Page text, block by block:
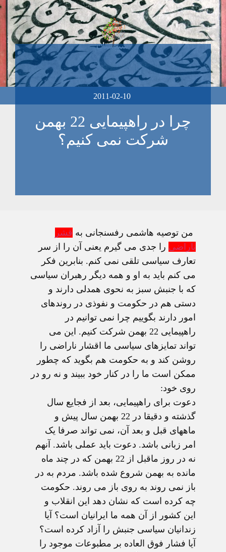
2011-02-10
چرا در راهپیمایی 22 بهمن
شرکت نمی کنیم؟
من توصیه هاشمی رفسنجانی به قشر
ناراضی را جدی می گیرم یعنی آن را از سر
تعارف سیاسی تلقی نمی کنم. بنابرین فکر
می کنم باید به او و همه دیگر رهبران سیاسی
که با جنبش سبز به نحوی همدلی دارند و
دستی هم در حکومت و نفوذی در روندهای
امور دارند بگوییم چرا نمی توانیم در
راهپیمایی 22 بهمن شرکت کنیم. این می
تواند تمایزهای سیاسی ما اقشار ناراضی را
روشن کند و به حکومت هم بگوید که چطور
ممکن است ما را در کنار خود ببیند و نه رو در
روی خود:
دعوت برای راهپیمایی، بعد از فجایع سال
گذشته و دقیقا در 22 بهمن سال پیش و
ماههای قبل و بعد آن، نمی تواند صرفا یک
امر زبانی باشد. دعوت باید عملی باشد. آنهم
نه در روز ماقبل از 22 بهمن که در چند ماه
مانده به بهمن شروع شده باشد. مردم به در
باز نمی روند به روی باز می روند. حکومت
چه کرده است که نشان دهد این انقلاب و
این کشور از آن همه ما ایرانیان است؟ آیا
زندانیان سیاسی جنبش را آزاد کرده است؟
آیا فشار فوق العاده بر مطبوعات موجود را